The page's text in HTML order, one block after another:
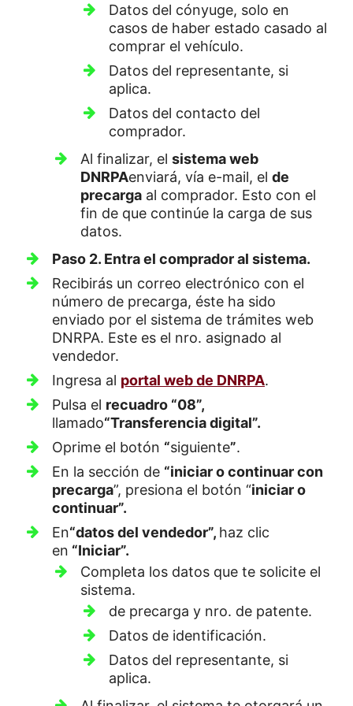
Datos del cónyuge, solo en
casos de haber estado casado al
comprar el vehículo.
Datos del representante, si
aplica.
Datos del contacto del
comprador.
Al finalizar, el sistema web
DNRPAenviará, vía e-mail, el de
precarga al comprador. Esto con el
fin de que continúe la carga de sus
datos.
Paso 2. Entra el comprador al sistema.
Recibirás un correo electrónico con el
número de precarga, éste ha sido
enviado por el sistema de trámites web
DNRPA. Este es el nro. asignado al
vendedor.
Ingresa al portal web de DNRPA.
Pulsa el recuadro “08”,
llamado“Transferencia digital”.
Oprime el botón “siguiente”.
En la sección de “iniciar o continuar con
precarga”, presiona el botón “iniciar o
continuar”.
En“datos del vendedor”, haz clic
en “Iniciar”.
Completa los datos que te solicite el
sistema.
de precarga y nro. de patente.
Datos de identificación.
Datos del representante, si
aplica.